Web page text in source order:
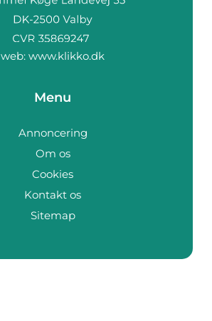
web: www.klikko.dk
Menu
Annoncering
Om os
Cookies
Kontakt os
Sitemap